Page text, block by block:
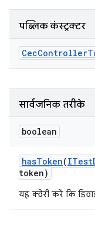
पब्लिक कंस्ट्रक्टर
CecController
सार्वजनिक तरीके
boolean
hasToken(ITest
token)
यह क्वेरी करें कि